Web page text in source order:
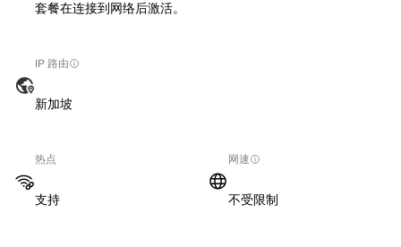
套餐在连接到网络后激活。
IP 路由
新加坡
热点
支持
网速
不受限制